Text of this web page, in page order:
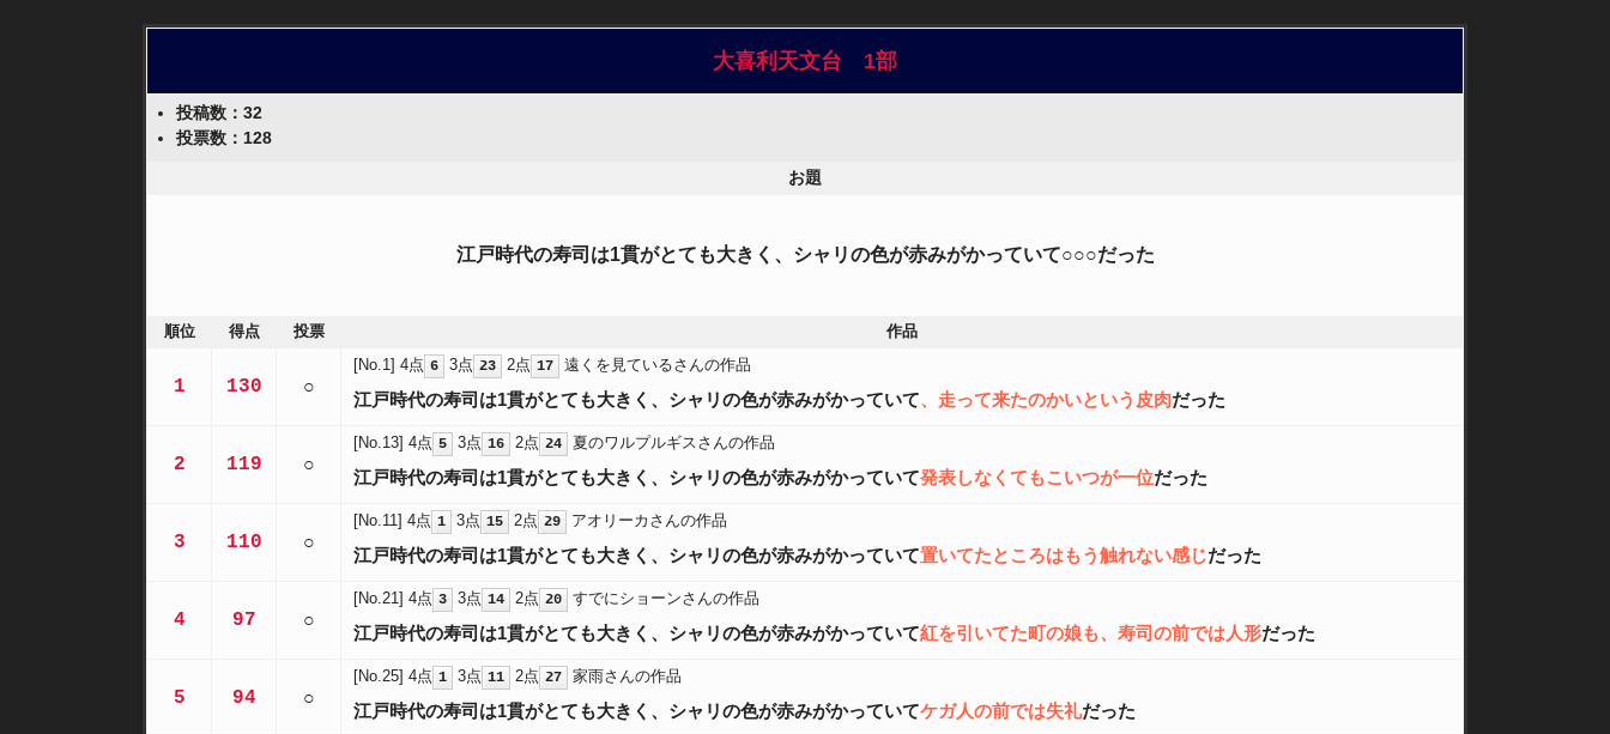
大喜利天文台 1部
投稿数：32
投票数：128
お題
江戸時代の寿司は1貫がとても大きく、シャリの色が赤みがかっていて○○○だった
順位 得点 投票 作品
1 130 ○
[No.1] 4点 6 3点 23 2点 17 遠くを見ているさんの作品
江戸時代の寿司は1貫がとても大きく、シャリの色が赤みがかっていて、走って来たのかいという皮肉だった
2 119 ○
[No.13] 4点 5 3点 16 2点 24 夏のワルプルギスさんの作品
江戸時代の寿司は1貫がとても大きく、シャリの色が赤みがかっていて発表しなくてもこいつが一位だった
3 110 ○
[No.11] 4点 1 3点 15 2点 29 アオリーカさんの作品
江戸時代の寿司は1貫がとても大きく、シャリの色が赤みがかっていて置いてたところはもう触れない感じだった
4 97 ○
[No.21] 4点 3 3点 14 2点 20 すでにショーンさんの作品
江戸時代の寿司は1貫がとても大きく、シャリの色が赤みがかっていて紅を引いてた町の娘も、寿司の前では人形だった
5 94 ○
[No.25] 4点 1 3点 11 2点 27 家雨さんの作品
江戸時代の寿司は1貫がとても大きく、シャリの色が赤みがかっていてケガ人の前では失礼だった